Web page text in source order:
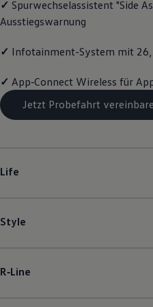
Magazin
Lifestyle
Familie
Elektromobilität
Pannen- und
Volkswagen
✓ Spurwechselassistent "Side
Ausstiegswarnung
✓ Infotainment-System mit
✓ App‑Connect Wireless für
Jetzt Probefahrt
Life
Style
R‑Line